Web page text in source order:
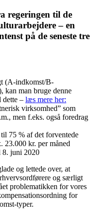
regeringen til de
– en
på de seneste tre
(A-indkomst/B-
kan man bruge denne
– læs mere her:
virksomhed” som
men f.eks. også foredrag
75 % af det forventede
23.000 kr. per måned
8. juni 2020
og lettede over, at
og særligt
problematikken for vores
for
typer.